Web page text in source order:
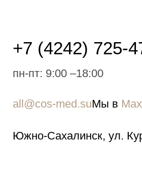
+7 (4242) 725-
пн-пт: 9:00 –18:00
all@cos-med.suМы в Мах
Южно-Cахалинск, ул.